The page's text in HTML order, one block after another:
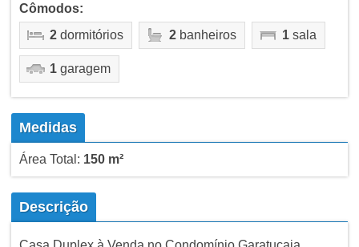
Cômodos:
2dormitórios 2banheiros 1sala
1garagem
Medidas
Área Total: 150 m²
Descrição